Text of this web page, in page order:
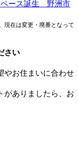
現在は変更・廃番となって
さい
やお住まいに合わせ
がありましたら、お